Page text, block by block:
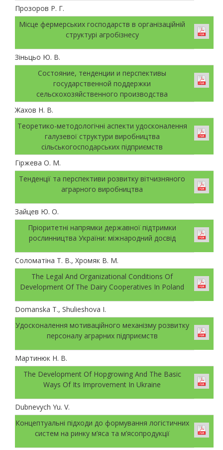
Прозоров Р. Г.
Місце фермерських господарств в організаційній
структурі агробізнесу
Зіньцьо Ю. В.
Состояние, тенденции и перспективы
государственной поддержки
сельскохозяйственного производства
Жахов Н. В.
Теоретико-методологічні аспекти удосконалення
галузевої структури виробництва
сільськогосподарських підприємств
Гіржева О. М.
Тенденції та перспективи розвитку вітчизняного
аграрного виробництва
Зайцев Ю. О.
Пріоритетні напрямки державної підтримки
рослинництва України: міжнародний досвід
Соломатіна Т. В., Хромяк В. М.
The Legal And Organizational Conditions Of
Development Of The Dairy Cooperatives In Poland
Domanska T., Shulieshova I.
Удосконалення мотиваційного механізму розвитку
персоналу аграрних підприємств
Мартинюк Н. В.
The Development Of Hopgrowing And The Basic
Ways Of Its Improvement In Ukraine
Dubnevych Yu. V.
Концептуальні підходи до формування логістичних
систем на ринку м’яса та м’ясопродукції